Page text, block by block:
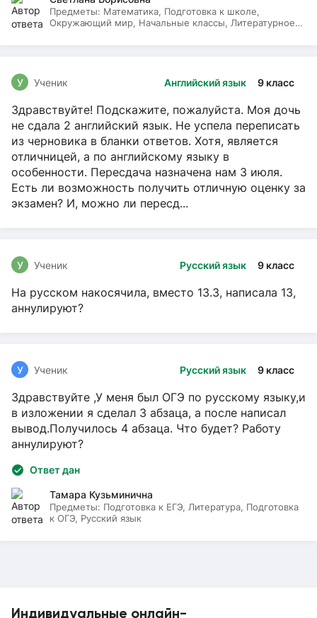
Индивидуальные онлайн-
Предметы: Математика, Подготовка к школе,
Окружающий мир, Начальные классы, Литературное
Английский язык 9 класс
У Ученик
Здравствуйте! Подскажите, пожалуйста. Моя дочь
не сдала 2 английский язык. Не успела переписать
из черновика в бланки ответов. Хотя, является
отличницей, а по английскому языку в
особенности. Пересдача назначена нам 3 июля.
Есть ли возможность получить отличную оценку за
экзамен? И, можно ли пересд...
Русский язык 9 класс
У Ученик
На русском накосячила, вместо 13.3, написала 13,
аннулируют?
Русский язык 9 класс
У Ученик
Здравствуйте ,У меня был ОГЭ по русскому языку,и
в изложении я сделал 3 абзаца, а после написал
вывод.Получилось 4 абзаца. Что будет? Работу
аннулируют?
Ответ дан
Тамара Кузьминична
Предметы: Подготовка к ЕГЭ, Литература, Подготовка
к ОГЭ, Русский язык